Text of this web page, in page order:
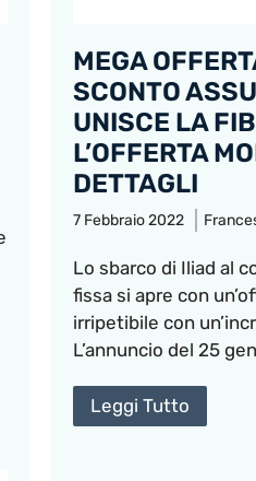
MEGA
SCONTO
UNISCE LA
L’OFFERTA
DETTAGLI
7 Febbraio 2022
Lo sbarco di Iliad al
fissa si apre con
irripetibile con
L’annuncio del 25
Leggi Tutto